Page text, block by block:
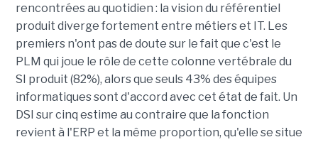
rencontrées au quotidien : la vision du référentiel
produit diverge fortement entre métiers et IT. Les
premiers n'ont pas de doute sur le fait que c'est le
PLM qui joue le rôle de cette colonne vertébrale du
SI produit (82%), alors que seuls 43% des équipes
informatiques sont d'accord avec cet état de fait. Un
DSI sur cinq estime au contraire que la fonction
revient à l'ERP et la même proportion, qu'elle se situe